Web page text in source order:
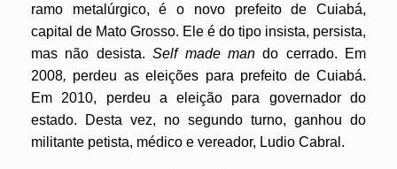
ramo metalúrgico, é o novo prefeito de Cuiabá,
capital de Mato Grosso. Ele é do tipo insista, persista,
mas não desista.Self made mando cerrado. Em
2008, perdeu as eleições para prefeito de Cuiabá.
Em 2010, perdeu a eleição para governador do
estado. Desta vez, no segundo turno, ganhou do
militante petista, médico e vereador, Ludio Cabral.